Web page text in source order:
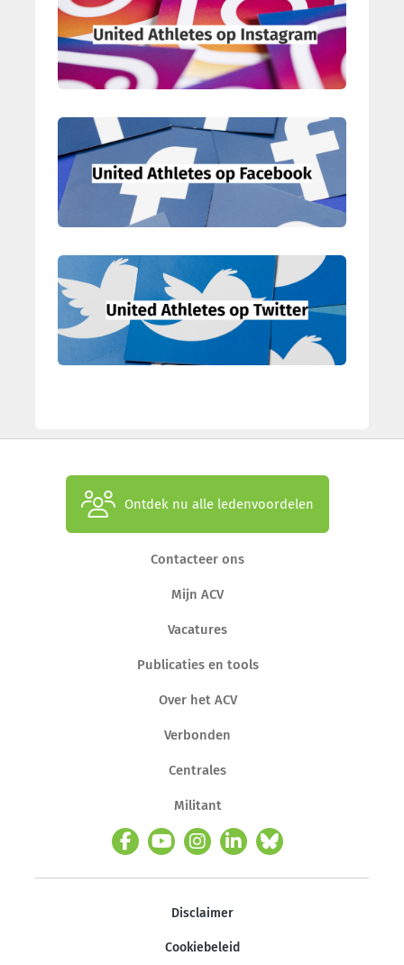
Ontdek nu alle ledenvoordelen
Contacteer ons
Mijn ACV
Vacatures
Publicaties en tools
Over het ACV
Verbonden
Centrales
Militant
Disclaimer
Cookiebeleid